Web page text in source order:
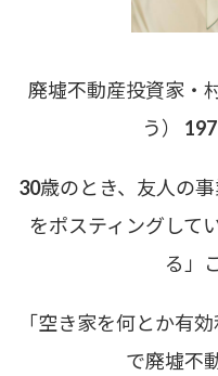
廃墟不動産投資家・
う）
30歳のとき、友人の
をポスティングして
る」
「空き家を何とか有
で廃墟不